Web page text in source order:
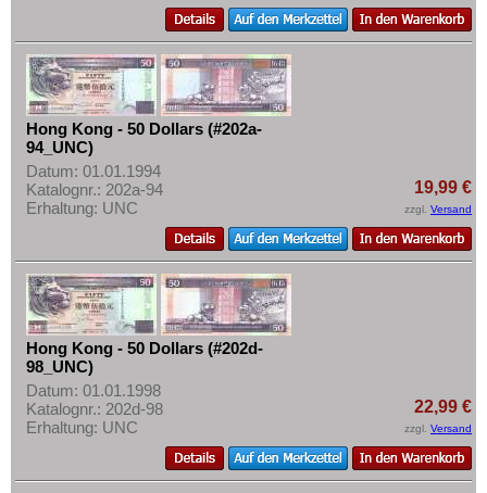
Libanon
Macao
Malaya
Malaya & Britisch Borneo
Malaysia
Malediven
Myanmar
Nagorny Karabach
Nepal
Niederländisch Indien
Nordkorea
Oman
Zahlungsbedingungen
Privatsphäre und Datenschutz
Widerrufsbelehrung
Liefer- und Versandkosten
AGB
Impressum
Hong Kong - 50 Dollars (#202a-
94_UNC)
Datum: 01.01.1994
Katalognr.: 202a-94
Erhaltung: UNC
19,99 €
zzgl. Versand
Hong Kong - 50 Dollars (#202d-
98_UNC)
Datum: 01.01.1998
Katalognr.: 202d-98
Erhaltung: UNC
22,99 €
zzgl. Versand